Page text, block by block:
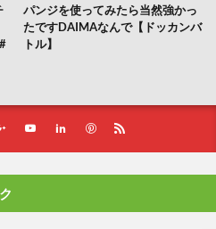
パンジを使ってみたら当然強かっ
たですDAIMAなんで【ドッカンバ
トル】